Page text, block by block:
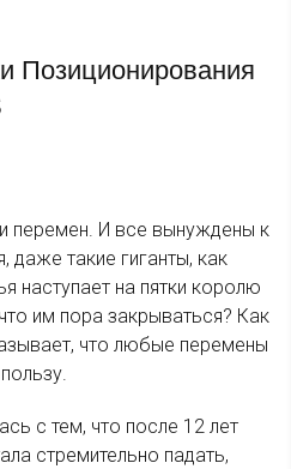
Позиционирования
перемен. И все вынуждены к
даже такие гиганты, как
наступает на пятки королю
им пора закрываться? Как
что любые перемены
с тем, что после 12 лет
стремительно падать,